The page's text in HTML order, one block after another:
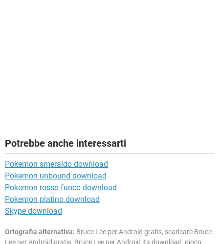
Potrebbe anche interessarti
Pokemon smeraldo download
Pokemon unbound download
Pokemon rosso fuoco download
Pokemon platino download
Skype download
Ortografia alternativa: Bruce Lee per Android gratis, scaricare Bruce
Lee per Android gratis, Bruce Lee per Android ita download, gioco